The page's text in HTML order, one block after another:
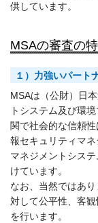
供しています。
MSAの審査の
１）力強いパート
MSAは（公財）日
トシステム及び環
関で社会的な信頼
報セキュリティマ
マネジメントシス
けています。
なお、当然ではあ
対して公平性、客
を行います。